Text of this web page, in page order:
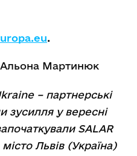
.
Мартинюк
– партнерські
зусилля у вересні
SALAR
Львів (Україна)